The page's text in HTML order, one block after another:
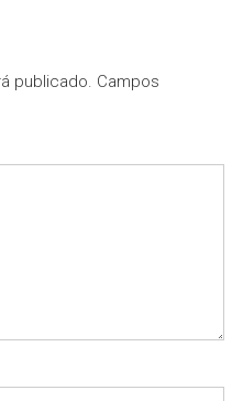
publicado. Campos